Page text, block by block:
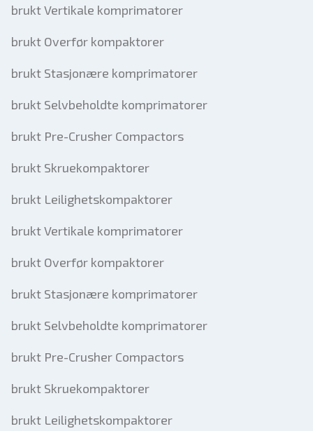
brukt Vertikale komprimatorer
brukt Overfør kompaktorer
brukt Stasjonære komprimatorer
brukt Selvbeholdte komprimatorer
brukt Pre-Crusher Compactors
brukt Skruekompaktorer
brukt Leilighetskompaktorer
brukt Vertikale komprimatorer
brukt Overfør kompaktorer
brukt Stasjonære komprimatorer
brukt Selvbeholdte komprimatorer
brukt Pre-Crusher Compactors
brukt Skruekompaktorer
brukt Leilighetskompaktorer